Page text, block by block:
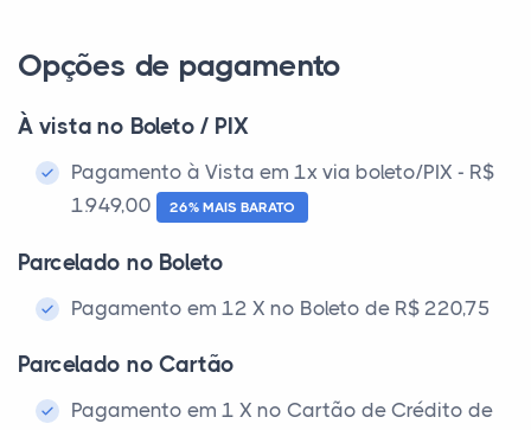
Opções de pagamento
À vista no Boleto / PIX
Pagamento à Vista em 1x via boleto/PIX - R$
1.949,00
26% MAIS BARATO
Parcelado no Boleto
Pagamento em 12 X no Boleto de R$ 220,75
Parcelado no Cartão
Pagamento em 1 X no Cartão de Crédito de